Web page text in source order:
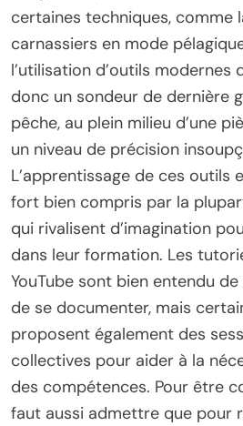
certaines techniques, comme
carnassiers en mode
l’utilisation d’outils modernes
donc un sondeur de dernière
pêche, au plein milieu d’une
un niveau de précision
L’apprentissage de ces outils
fort bien compris par la
qui rivalisent d’imagination
dans leur formation. Les
YouTube sont bien entendu
de se documenter, mais
proposent également des
collectives pour aider à la
des compétences. Pour être
faut aussi admettre que pour